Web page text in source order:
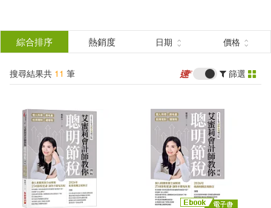
結
分類 (單選)
所有商品(11) 圖書(9)
電子書(2)
作者 (可複選)
綜合排序 熱銷度 日期 價格
搜尋結果共 11 筆 篩選